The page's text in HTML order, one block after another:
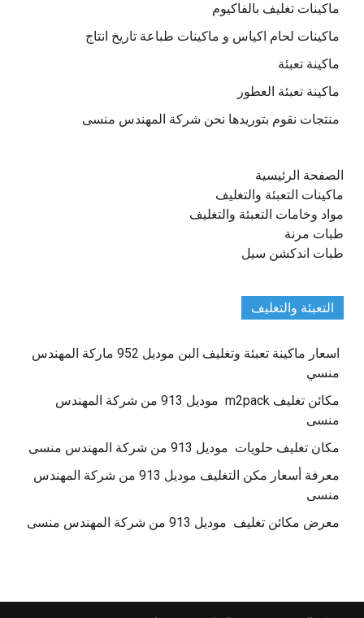
ماكينات تغليف بالفاكيوم
ماكينات لحام اكياس و ماكينات طباعة تاريخ انتاج
ماكينة تعبئة
ماكينة تعبئة العطور
منتجات نقوم بتوريدها نحن شركة المهندس منسى
الصفحة الرئيسية
ماكينات التعبئة والتغليف
مواد وخامات التعبئة والتغليف
طبات مرنة
طبات اندكشن سيل
التعبئة والتغليف
اسعار ماكينة تعبئة وتغليف البن موديل 952 ماركة المهندس
منسي
مكائن تغليف m2pack موديل 913 من شركة المهندس
منسى
مكان تغليف حلويات موديل 913 من شركة المهندس منسى
معرفة أسعار مكن التغليف موديل 913 من شركة المهندس
منسى
معرض مكائن تغليف موديل 913 من شركة المهندس منسى